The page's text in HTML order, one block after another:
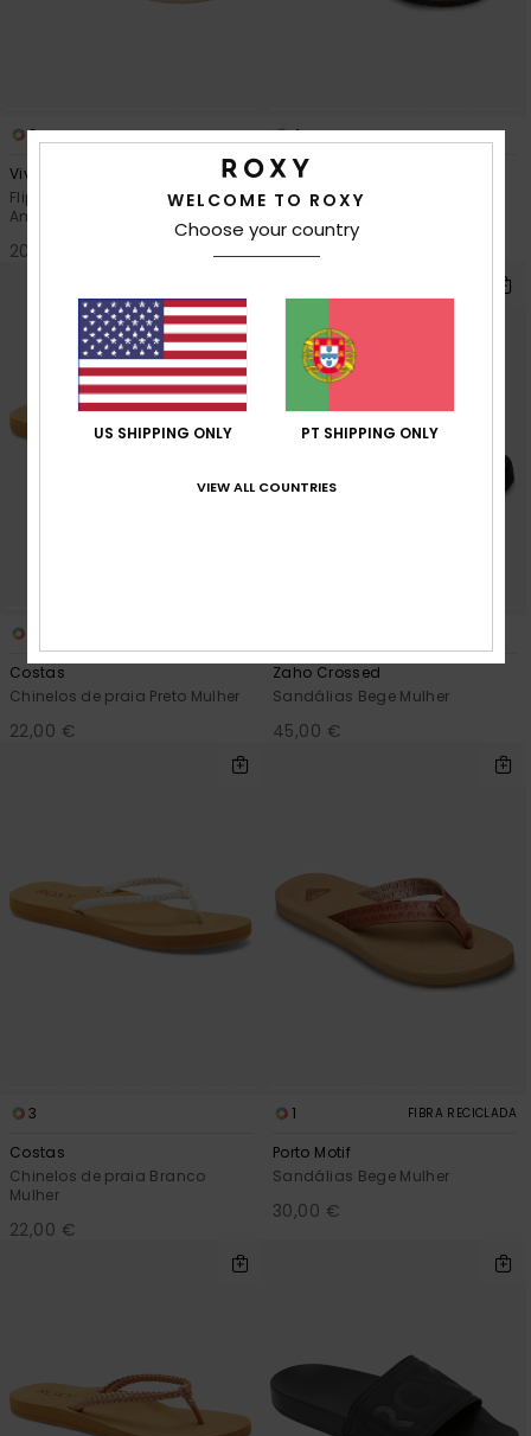
2
Viva Higher
Flip Flops de plataforma
Amarelo Mulher
20,00 €
4
Mannae Buckle
Sandálias Preto Mulher
40,00 €
Costas
Chinelos de praia Preto Mulher
22,00 €
Zaho Crossed
Sandálias Bege Mulher
45,00 €
3
Costas
Chinelos de praia Branco
Mulher
22,00 €
1 FIBRA RECICLADA
Porto Motif
Sandálias Bege Mulher
30,00 €
WELCOME TO ROXY
Choose your country
US SHIPPING ONLY PT SHIPPING ONLY
VIEW ALL COUNTRIES